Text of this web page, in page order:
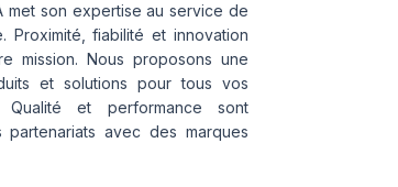
met son expertise au service de
Proximité, fiabilité et innovation
mission. Nous proposons une
et solutions pour tous vos
Qualité et performance sont
avec des marques